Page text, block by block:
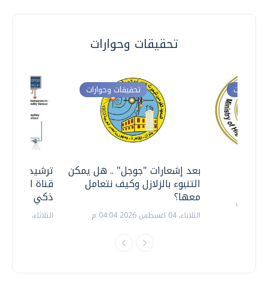
تحقيقات وحوارات
ترشيدا
قناة
ذكي
الثلاثاء، 14 يوليو 2026 06:11 م
تحقيقات وحوارات
بعد إشعارات "جوجل" .. هل يمكن
التنبوء بالزلازل وكيف نتعامل
معها؟
الثلاثاء، 04 اغسطس 2026 04:04 م
وحوارات